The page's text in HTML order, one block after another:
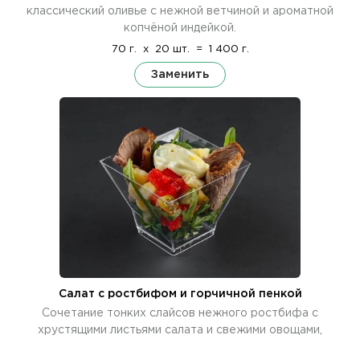
классический оливье с нежной ветчиной и ароматной
копчёной индейкой.
70 г. x 20 шт. = 1 400 г.
Заменить
Салат с ростбифом и горчичной пенкой
Сочетание тонких слайсов нежного ростбифа с
хрустящими листьями салата и свежими овощами,